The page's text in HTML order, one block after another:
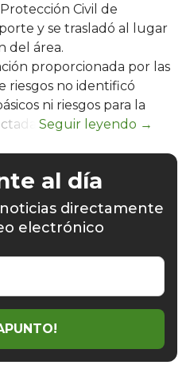
Civil de
y se trasladó al lugar
del área.
proporcionada por las
riesgos no identificó
ni riesgos para la
al día
directamente
electrónico